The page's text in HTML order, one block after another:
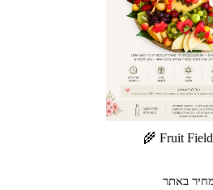
Fruit Field
באתר